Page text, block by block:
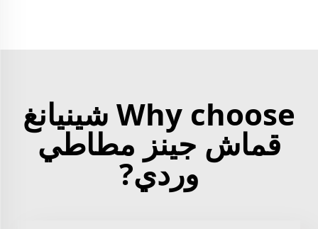
Why choose شينيانغ
قماش جينز مطاطي
وردي?